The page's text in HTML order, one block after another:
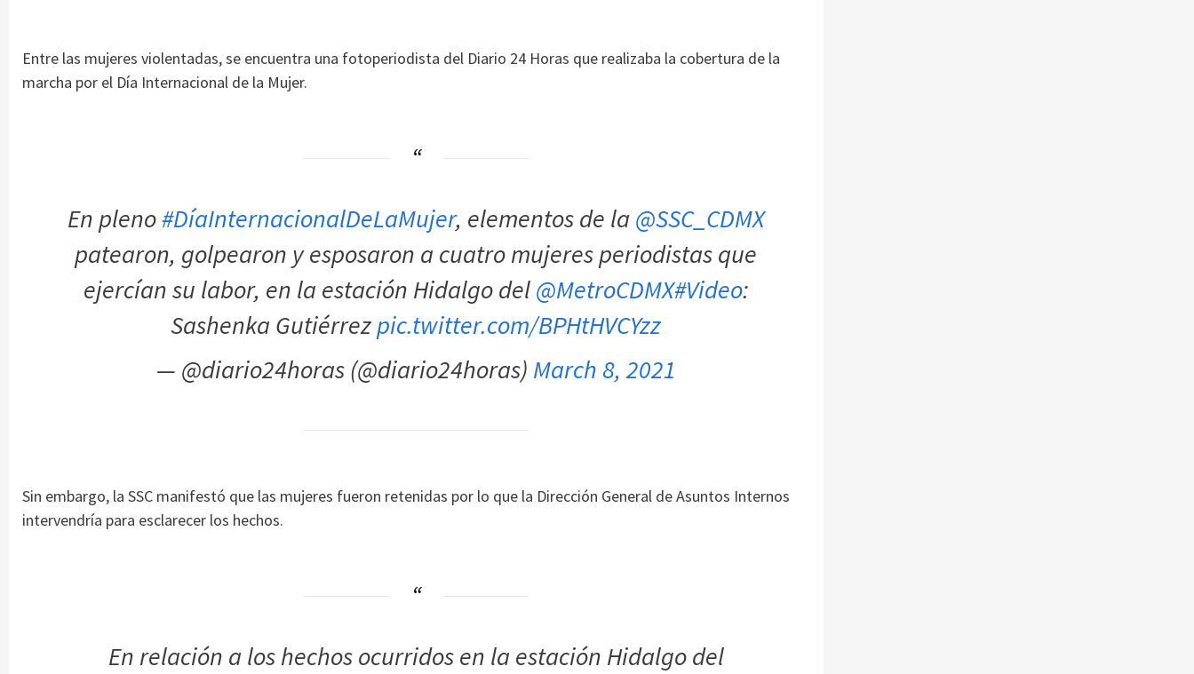
Entre las mujeres violentadas, se encuentra una fotoperiodista del Diario 24 Horas que realizaba la cobertura de la
marcha por el Día Internacional de la Mujer.
En pleno#DíaInternacionalDeLaMujer, elementos de la @SSC_CDMX
patearon, golpearon y esposaron a cuatro mujeres periodistas que
ejercían su labor, en la estación Hidalgo del@MetroCDMX#Video:
Sashenka Gutiérrezpic.twitter.com/BPHtHVCYzz
— @diario24horas (@diario24horas) March 8, 2021
Sin embargo, la SSC manifestó que las mujeres fueron retenidas por lo que la Dirección General de Asuntos Internos
intervendría para esclarecer los hechos.
En relación a los hechos ocurridos en la estación Hidalgo del